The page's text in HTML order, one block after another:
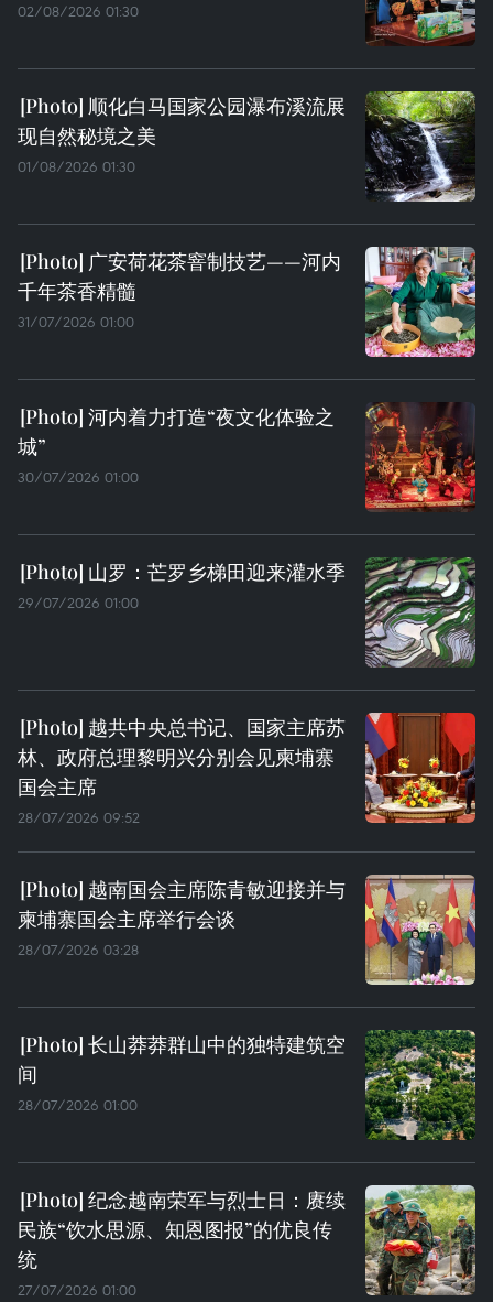
02/08/2026 01:30
顺化白马国家公园瀑布溪流展
现自然秘境之美
01/08/2026 01:30
广安荷花茶窨制技艺——河内
千年茶香精髓
31/07/2026 01:00
河内着力打造“夜文化体验之
城”
30/07/2026 01:00
山罗：芒罗乡梯田迎来灌水季
29/07/2026 01:00
越共中央总书记、国家主席苏
林、政府总理黎明兴分别会见柬埔寨
国会主席
28/07/2026 09:52
越南国会主席陈青敏迎接并与
柬埔寨国会主席举行会谈
28/07/2026 03:28
长山莽莽群山中的独特建筑空
间
28/07/2026 01:00
纪念越南荣军与烈士日：赓续
民族“饮水思源、知恩图报”的优良传
统
27/07/2026 01:00